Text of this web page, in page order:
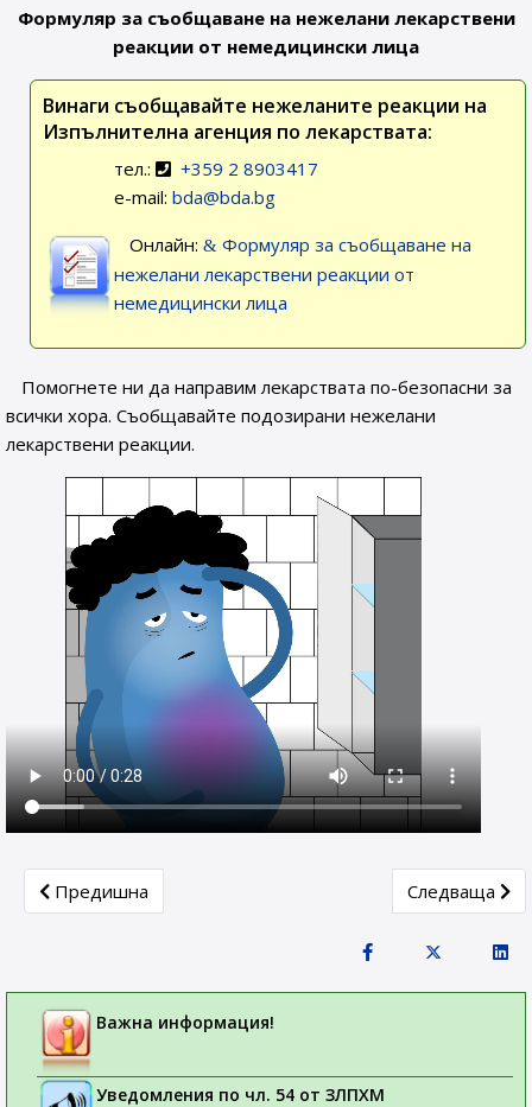
Формуляр за съобщаване на нежелани лекарствени
реакции от немедицински лица
Винаги съобщавайте нежеланите реакции на
Изпълнителна агенция по лекарствата:
тел.:
+359 2 8903417
e-mail:bda@bda.bg
Онлайн:
Формуляр за съобщаване на
нежелани лекарствени реакции от
немедицински лица
Помогнете ни да направим лекарствата по-безопасни за
всички хора. Съобщавайте подозирани нежелани
лекарствени реакции.
Previous article: Седмица на лекарствената безопасност
Предишна Next article:
Следваща
Важна информация!
Уведомления по чл. 54 от ЗЛПХМ